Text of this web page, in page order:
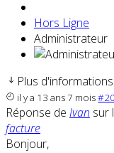
Hors Ligne
Administrateur
Plus d'informations
il y a 13 ans 7 mois
Réponse de Ivan sur
facture
Bonjour,